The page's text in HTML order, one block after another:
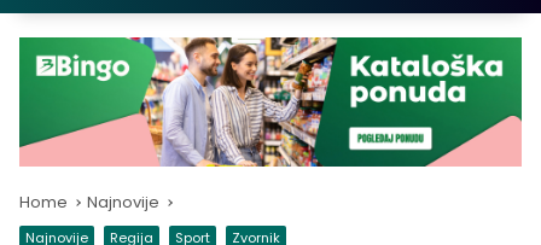
Home Najnovije
Najnovije Regija Sport Zvornik